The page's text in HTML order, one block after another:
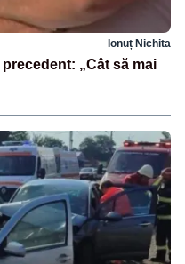
Ionuț Nichita
„Cât să mai